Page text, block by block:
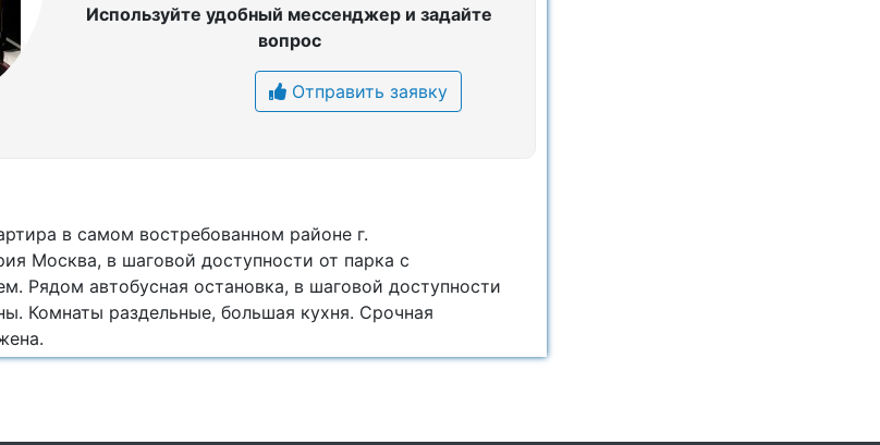
Используйте удобный мессенджер и задайте
вопрос
Отправить заявку
в самом востребованном районе г.
Москва, в шаговой доступности от парка с
Рядом автобусная остановка, в шаговой доступности
Комнаты раздельные, большая кухня. Срочная